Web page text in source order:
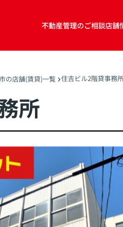
不動産管理のご相談店舗
の店舗(賃貸)一覧 住吉ビル2階貸事務
所